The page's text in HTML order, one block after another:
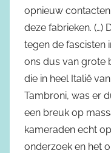
opnieuw
deze fabrieken. (…)
tegen de fascisten
ons dus van grote
die in heel Italië
Tambroni, was er
een breuk op
kameraden echt
onderzoek en het